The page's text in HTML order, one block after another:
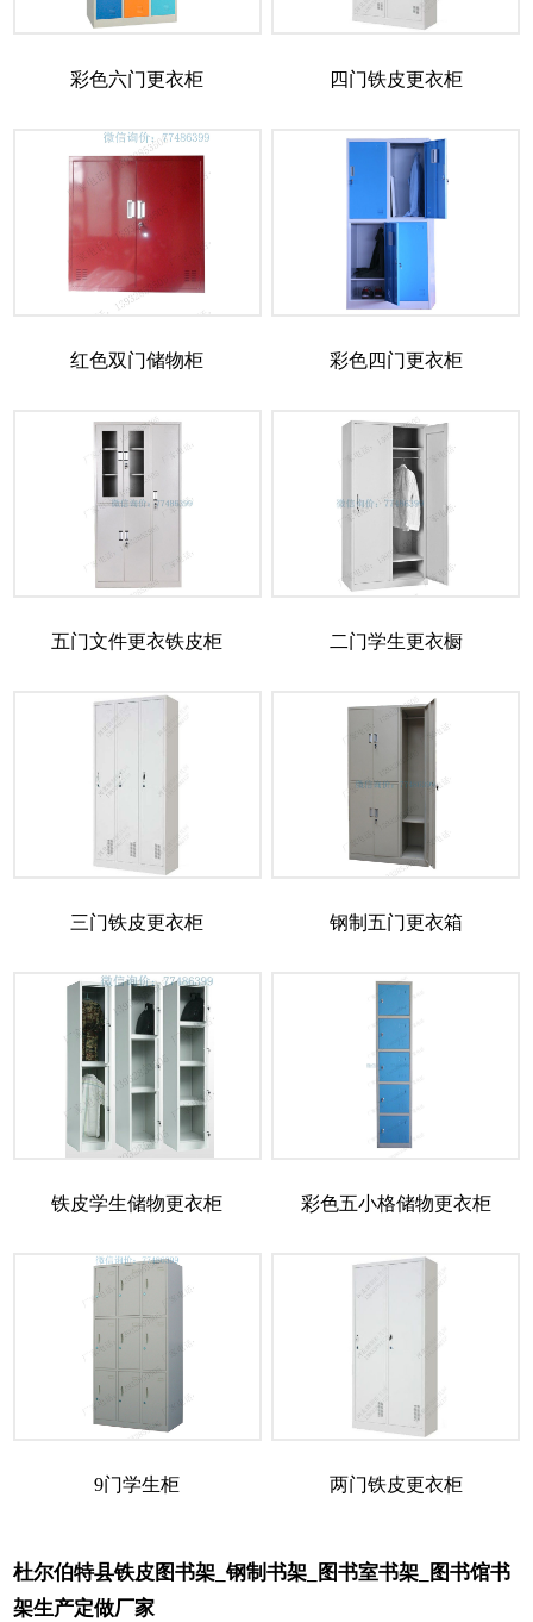
彩色六门更衣柜 四门铁皮更衣柜
红色双门储物柜 彩色四门更衣柜
五门文件更衣铁皮柜 二门学生更衣橱
三门铁皮更衣柜 钢制五门更衣箱
铁皮学生储物更衣柜 彩色五小格储物更衣柜
9门学生柜 两门铁皮更衣柜
杜尔伯特县铁皮图书架_钢制书架_图书室书架_图书馆书
架生产定做厂家